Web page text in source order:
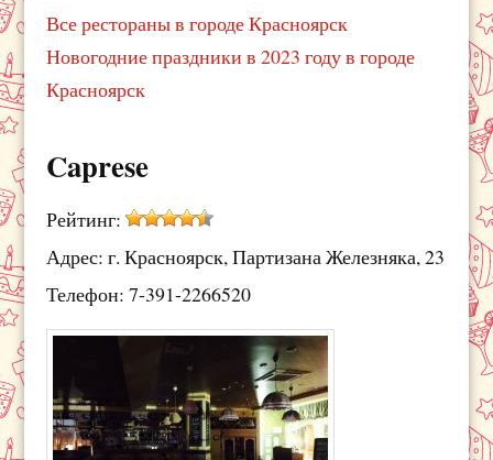
Все рестораны в городе Красноярск
Новогодние праздники в 2023 году в городе
Красноярск
Caprese
Рейтинг:
Адрес: г. Красноярск, Партизана Железняка, 23
Телефон: 7-391-2266520